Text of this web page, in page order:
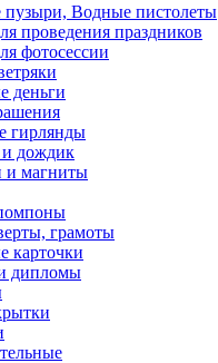
Водные пистолеты
проведения праздников
фотосессии
деньги
гирлянды
и дождик
и магниты
грамоты
карточки
дипломы